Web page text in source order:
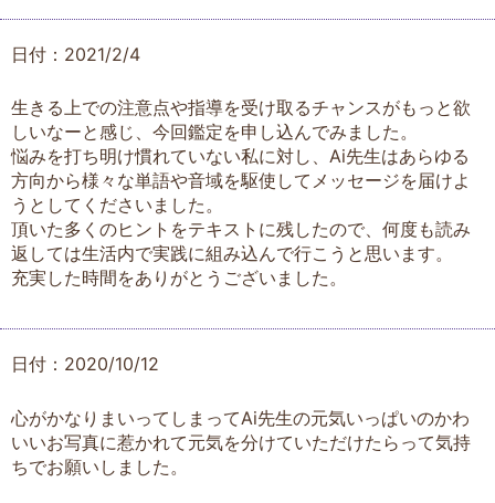
日付：2021/2/4
生きる上での注意点や指導を受け取るチャンスがもっと欲
しいなーと感じ、今回鑑定を申し込んでみました。
悩みを打ち明け慣れていない私に対し、Ai先生はあらゆる
方向から様々な単語や音域を駆使してメッセージを届けよ
うとしてくださいました。
頂いた多くのヒントをテキストに残したので、何度も読み
返しては生活内で実践に組み込んで行こうと思います。
充実した時間をありがとうございました。
日付：2020/10/12
心がかなりまいってしまってAi先生の元気いっぱいのかわ
いいお写真に惹かれて元気を分けていただけたらって気持
ちでお願いしました。